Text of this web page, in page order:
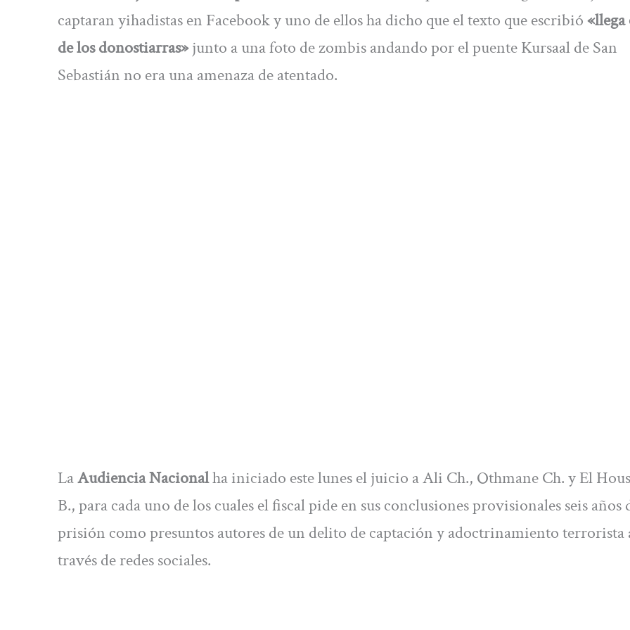
captaran yihadistas en Facebook y uno de ellos ha dicho que el texto que escribió
de los donostiarras»junto a una foto de zombis andando por el puente Kursaal de San
Sebastián no era una amenaza de atentado.
LaAudiencia Nacionalha iniciado este lunes el juicio a Ali Ch., Othmane Ch. y El
B., para cada uno de los cuales el fiscal pide en sus conclusiones provisionales seis años
prisión como presuntos autores de un delito de captación y adoctrinamiento terrorista
través de redes sociales.